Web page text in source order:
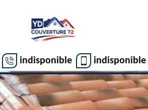
indisponible indisponible